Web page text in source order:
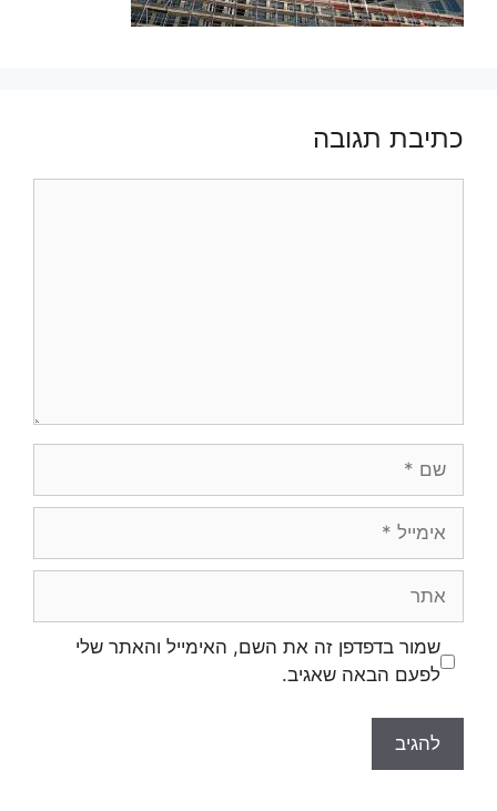
כתיבת תגובה
שמור בדפדפן זה את השם, האימייל והאתר שלי
לפעם הבאה שאגיב.